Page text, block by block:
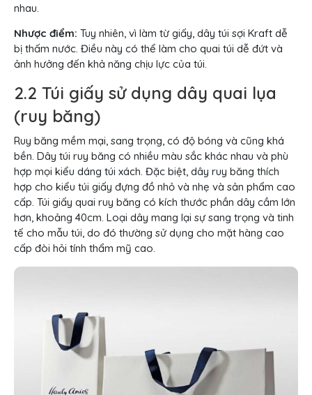
nhau.
Nhược điểm: Tuy nhiên, vì làm từ giấy, dây túi sợi Kraft dễ
bị thấm nước. Điều này có thể làm cho quai túi dễ đứt và
ảnh hưởng đến khả năng chịu lực của túi.
2.2 Túi giấy sử dụng dây quai lụa
(ruy băng)
Ruy băng mềm mại, sang trọng, có độ bóng và cũng khá
bền. Dây túi ruy băng có nhiều màu sắc khác nhau và phù
hợp mọi kiểu dáng túi xách. Đặc biệt, dây ruy băng thích
hợp cho kiểu túi giấy đựng đồ nhỏ và nhẹ và sản phẩm cao
cấp. Túi giấy quai ruy băng có kích thước phần dây cầm lớn
hơn, khoảng 40cm. Loại dây mang lại sự sang trọng và tinh
tế cho mẫu túi, do đó thường sử dụng cho mặt hàng cao
cấp đòi hỏi tính thẩm mỹ cao.